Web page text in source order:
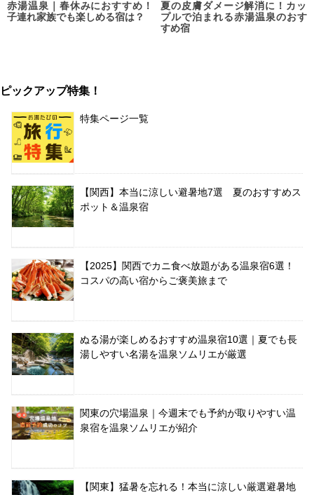
赤湯温泉｜春休みにおすすめ！
子連れ家族でも楽しめる宿は？
夏の皮膚ダメージ解消に！カッ
プルで泊まれる赤湯温泉のおす
すめ宿
ピックアップ特集！
特集ページ一覧
【関西】本当に涼しい避暑地7選 夏のおすすめス
ポット＆温泉宿
【2025】関西でカニ食べ放題がある温泉宿6選！
コスパの高い宿からご褒美旅まで
ぬる湯が楽しめるおすすめ温泉宿10選｜夏でも長
湯しやすい名湯を温泉ソムリエが厳選
関東の穴場温泉｜今週末でも予約が取りやすい温
泉宿を温泉ソムリエが紹介
【関東】猛暑を忘れる！本当に涼しい厳選避暑地